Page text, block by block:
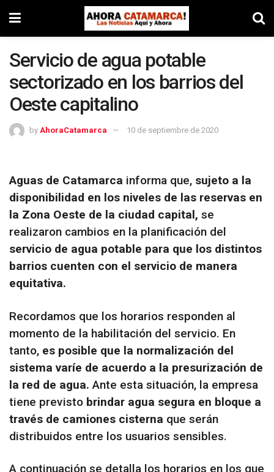
Servicio de agua potable
sectorizado en los barrios del
Oeste capitalino
by AhoraCatamarca 10 de septiembre de 2020
Aguas de Catamarca informa que, sujeto a la
disponibilidad en los niveles de las reservas en
la Zona Oeste de la ciudad capital, se
realizaron cambios en la planificación del
servicio de agua potable para que los distintos
barrios cuenten con el servicio de manera
equitativa.
Recordamos que los horarios responden al
momento de la habilitación del servicio. En
tanto, es posible que la normalización del
sistema varíe de acuerdo a la presurización de
la red de agua. Ante esta situación, la empresa
tiene previsto brindar agua segura en bloque a
través de camiones cisterna que serán
distribuidos entre los usuarios sensibles.
A continuación se detalla los horarios en los que